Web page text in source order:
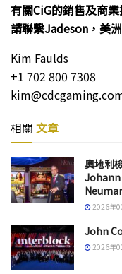
有關CiG的銷售及商
請聯繫Jadeson ，美
Kim Faulds
+1 702 800 7308
相關 文章
奧地利
Johann
2026年
John
2026年